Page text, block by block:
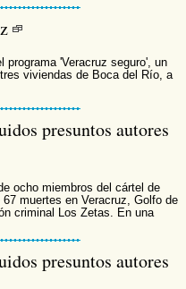
programa 'Veracruz seguro', un
viviendas de Boca del Río, a
presuntos autores
ocho miembros del cártel de
muertes en Veracruz, Golfo de
criminal Los Zetas. En una
presuntos autores